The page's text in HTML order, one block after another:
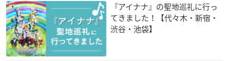
『アイナナ』の聖地巡礼に行っ
てきました！【代々木・新宿・
渋谷・池袋】